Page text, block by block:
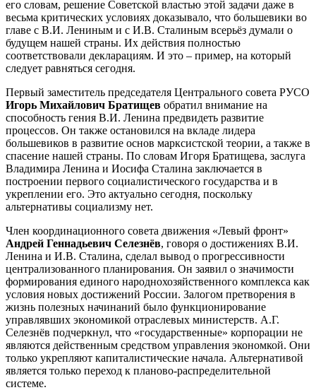
его словам, решение Советской властью этой задачи даже в
весьма критических условиях доказывало, что большевики во
главе с В.И. Лениным и с И.В. Сталиным всерьёз думали о
будущем нашей страны. Их действия полностью
соответствовали декларациям. И это – пример, на который
следует равняться сегодня.
Первый заместитель председателя Центрального совета РУСО
Игорь Михайлович Братищев обратил внимание на
способность гения В.И. Ленина предвидеть развитие
процессов. Он также остановился на вкладе лидера
большевиков в развитие основ марксистской теории, а также в
спасение нашей страны. По словам Игоря Братищева, заслуга
Владимира Ленина и Иосифа Сталина заключается в
построении первого социалистического государства и в
укреплении его. Это актуально сегодня, поскольку
альтернативы социализму нет.
Член координационного совета движения «Левый фронт»
Андрей Геннадьевич Селезнёв, говоря о достижениях В.И.
Ленина и И.В. Сталина, сделал вывод о прогрессивности
централизованного планирования. Он заявил о значимости
формирования единого народнохозяйственного комплекса как
условия новых достижений России. Залогом претворения в
жизнь полезных начинаний было функционирование
управлявших экономикой отраслевых министерств. А.Г.
Селезнёв подчеркнул, что «государственные» корпорации не
являются действенным средством управления экономкой. Они
только укрепляют капиталистические начала. Альтернативой
является только переход к планово-распределительной
системе.